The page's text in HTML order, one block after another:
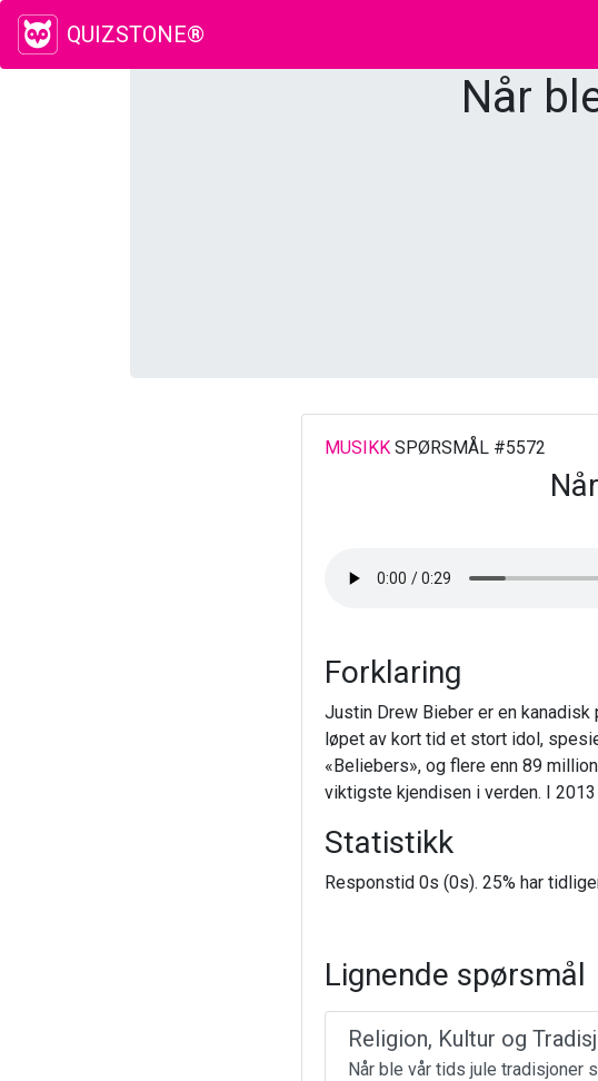
QUIZSTONE®
Når
MUSIKKSPØRSMÅL #5572
Forklaring
Justin Drew Bieber er en
løpet av kort tid et stort idol,
«Beliebers», og flere enn 89
viktigste kjendisen i verden. I
Statistikk
Responstid 0s (0s). 25% har
Lignende spørsmål
Religion, Kultur og
Når ble vår tids jule tradisjoner